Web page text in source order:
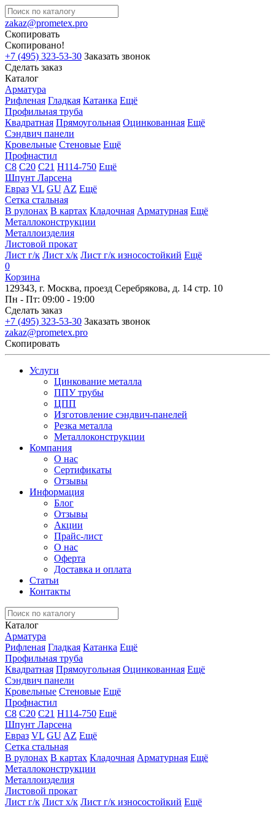
zakaz@prometex.pro
Скопировать
Скопировано!
+7 (495) 323-53-30 Заказать звонок
Сделать заказ
Каталог
Арматура
Рифленая Гладкая Катанка Ещё
Профильная труба
Квадратная Прямоугольная Оцинкованная Ещё
Сэндвич панели
Кровельные Стеновые Ещё
Профнастил
С8 С20 С21 Н114-750 Ещё
Шпунт Ларсена
Евраз VL GU AZ Ещё
Сетка стальная
В рулонах В картах Кладочная Арматурная Ещё
Металлоконструкции
Металлоизделия
Листовой прокат
Лист г/к Лист х/к Лист г/к износостойкий Ещё
0
Корзина
129343, г. Москва, проезд Серебрякова, д. 14 стр. 10
Пн - Пт: 09:00 - 19:00
Сделать заказ
+7 (495) 323-53-30 Заказать звонок
zakaz@prometex.pro
Скопировать
Услуги
Цинкование металла
ППУ трубы
ЦПП
Изготовление сэндвич-панелей
Резка металла
Металлоконструкции
Компания
О нас
Сертификаты
Отзывы
Информация
Блог
Отзывы
Акции
Прайс-лист
О нас
Оферта
Доставка и оплата
Статьи
Контакты
Каталог
Арматура
Рифленая Гладкая Катанка Ещё
Профильная труба
Квадратная Прямоугольная Оцинкованная Ещё
Сэндвич панели
Кровельные Стеновые Ещё
Профнастил
С8 С20 С21 Н114-750 Ещё
Шпунт Ларсена
Евраз VL GU AZ Ещё
Сетка стальная
В рулонах В картах Кладочная Арматурная Ещё
Металлоконструкции
Металлоизделия
Листовой прокат
Лист г/к Лист х/к Лист г/к износостойкий Ещё